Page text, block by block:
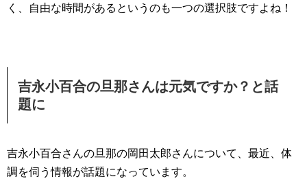
く、自由な時間があるというのも一つの選択肢ですよね！
吉永小百合の旦那さんは元気ですか？と話
題に
吉永小百合さんの旦那の岡田太郎さんについて、最近、体
調を伺う情報が話題になっています。